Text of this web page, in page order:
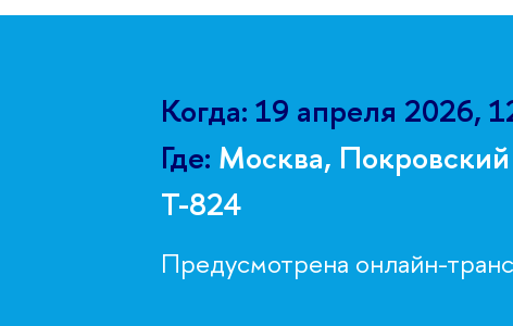
Когда: 19 апреля 2026,
Где: Москва,
Т-824
Предусмотрена онлайн-